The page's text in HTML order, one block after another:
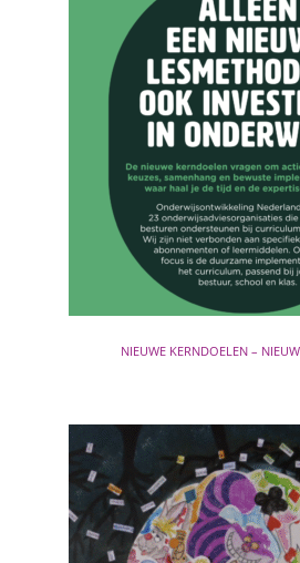
NIEUWE KERNDOELEN –